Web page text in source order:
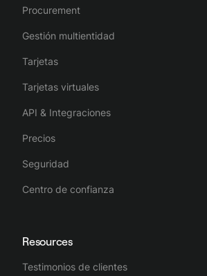
Procurement
Gestión multientidad
Tarjetas
Tarjetas virtuales
API & Integraciones
Precios
Seguridad
Centro de confianza
Resources
Testimonios de clientes